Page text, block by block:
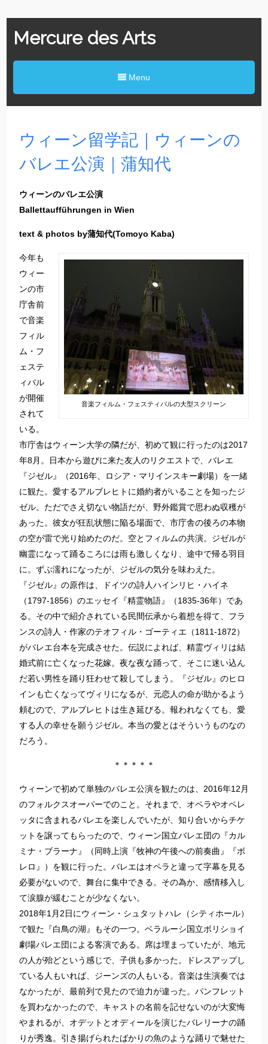
Mercure des Arts
Menu
ウィーン留学記｜ウィーンの
バレエ公演｜蒲知代
ウィーンのバレエ公演
Ballettaufführungen in Wien
text & photos by蒲知代(Tomoyo Kaba)
音楽フィルム・フェスティバルの大型スクリーン
今年も
ウィー
ンの市
庁舎前
で音楽
フィル
ム・フ
ェステ
ィバル
が開催
されて
いる。
市庁舎はウィーン大学の隣だが、初めて観に行ったのは2017
年8月。日本から遊びに来た友人のリクエストで、バレエ
『ジゼル』（2016年、ロシア・マリインスキー劇場）を一緒
に観た。愛するアルブレヒトに婚約者がいることを知ったジ
ゼル。ただでさえ切ない物語だが、野外鑑賞で思わぬ収穫が
あった。彼女が狂乱状態に陥る場面で、市庁舎の後ろの本物
の空が雷で光り始めたのだ。空とフィルムの共演。ジゼルが
幽霊になって踊るころには雨も激しくなり、途中で帰る羽目
に。ずぶ濡れになったが、ジゼルの気分を味わえた。
『ジゼル』の原作は、ドイツの詩人ハインリヒ・ハイネ
（1797-1856）のエッセイ『精霊物語』（1835-36年）であ
る。その中で紹介されている民間伝承から着想を得て、フラ
ンスの詩人・作家のテオフィル・ゴーティエ（1811-1872）
がバレエ台本を完成させた。伝説によれば、精霊ヴィリは結
婚式前に亡くなった花嫁。夜な夜な踊って、そこに迷い込ん
だ若い男性を踊り狂わせて殺してしまう。『ジゼル』のヒロ
インも亡くなってヴィリになるが、元恋人の命が助かるよう
頼むので、アルブレヒトは生き延びる。報われなくても、愛
する人の幸せを願うジゼル。本当の愛とはそういうものなの
だろう。
＊＊＊＊＊
ウィーンで初めて単独のバレエ公演を観たのは、2016年12月
のフォルクスオーパーでのこと。それまで、オペラやオペレ
ッタに含まれるバレエを楽しんでいたが、知り合いからチケ
ットを譲ってもらったので、ウィーン国立バレエ団の『カル
ミナ・ブラーナ』（同時上演『牧神の午後への前奏曲』『ボ
レロ』）を観に行った。バレエはオペラと違って字幕を見る
必要がないので、舞台に集中できる。その為か、感情移入し
て涙腺が緩むことが少なくない。
2018年1月2日にウィーン・シュタットハレ（シティホール）
で観た『白鳥の湖』もその一つ。ベラルーシ国立ボリショイ
劇場バレエ団による客演である。席は埋まっていたが、地元
の人が殆どという感じで、子供も多かった。ドレスアップし
ている人もいれば、ジーンズの人もいる。音楽は生演奏では
なかったが、最前列で見たので迫力が違った。パンフレット
を買わなかったので、キャストの名前を記せないのが大変悔
やまれるが、オデットとオディールを演じたバレリーナの踊
りが秀逸。引き揚げられたばかりの魚のような踊りで魅せた